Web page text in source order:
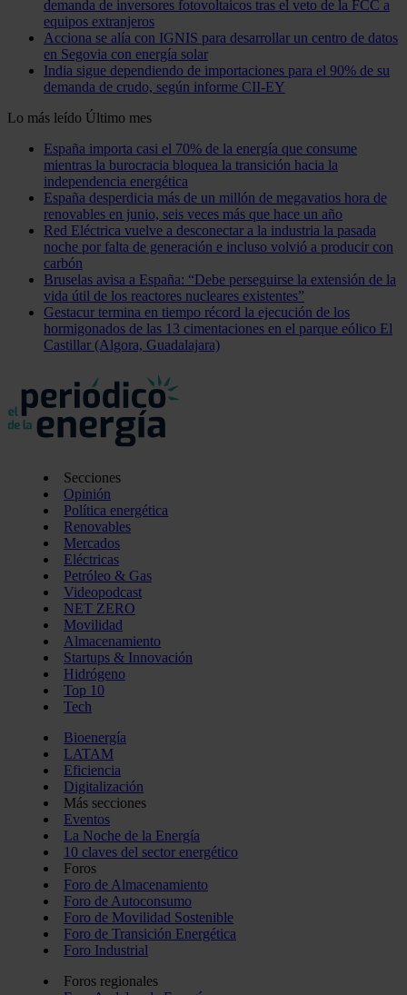
demanda de inversores fotovoltaicos tras el veto de la FCC a
equipos extranjeros
Acciona se alía con IGNIS para desarrollar un centro de datos
en Segovia con energía solar
India sigue dependiendo de importaciones para el 90% de su
demanda de crudo, según informe CII-EY
Lo más leído Último mes
España importa casi el 70% de la energía que consume
mientras la burocracia bloquea la transición hacia la
independencia energética
España desperdicia más de un millón de megavatios hora de
renovables en junio, seis veces más que hace un año
Red Eléctrica vuelve a desconectar a la industria la pasada
noche por falta de generación e incluso volvió a producir con
carbón
Bruselas avisa a España: “Debe perseguirse la extensión de la
vida útil de los reactores nucleares existentes”
Gestacur termina en tiempo récord la ejecución de los
hormigonados de las 13 cimentaciones en el parque eólico El
Castillar (Algora, Guadalajara)
Secciones
Opinión
Política energética
Renovables
Mercados
Eléctricas
Petróleo & Gas
Videopodcast
NET ZERO
Movilidad
Almacenamiento
Startups & Innovación
Hidrógeno
Top 10
Tech
Bioenergía
LATAM
Eficiencia
Digitalización
Más secciones
Eventos
La Noche de la Energía
10 claves del sector energético
Foros
Foro de Almacenamiento
Foro de Autoconsumo
Foro de Movilidad Sostenible
Foro de Transición Energética
Foro Industrial
Foros regionales